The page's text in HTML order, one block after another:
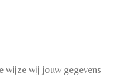
wijze wij jouw gegevens